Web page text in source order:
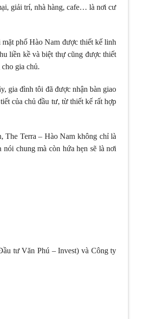
giải trí, nhà hàng, cafe… là nơi cư
phố Hào Nam được thiết kế linh
liền kề và biệt thự cũng được thiết
gia chủ.
gia đình tôi đã được nhận bàn giao
của chủ đầu tư, từ thiết kế rất hợp
The Terra – Hào Nam không chỉ là
chung mà còn hứa hẹn sẽ là nơi
tư Văn Phú – Invest) và Công ty